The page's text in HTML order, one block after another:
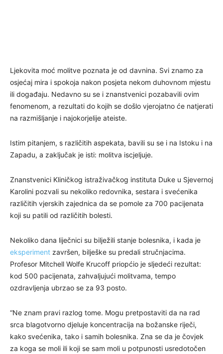
Ljekovita moć molitve poznata je od davnina. Svi znamo za
osjećaj mira i spokoja nakon posjeta nekom duhovnom mjestu
ili događaju. Nedavno su se i znanstvenici pozabavili ovim
fenomenom, a rezultati do kojih se došlo vjerojatno će natjerati
na razmišljanje i najokorjelije ateiste.
Istim pitanjem, s različitih aspekata, bavili su se i na Istoku i na
Zapadu, a zaključak je isti: molitva iscjeljuje.
Znanstvenici Kliničkog istraživačkog instituta Duke u Sjevernoj
Karolini pozvali su nekoliko redovnika, sestara i svećenika
različitih vjerskih zajednica da se pomole za 700 pacijenata
koji su patili od različitih bolesti.
Nekoliko dana liječnici su bilježili stanje bolesnika, i kada je
eksperiment završen, bilješke su predali stručnjacima.
Profesor Mitchell Wolfe Krucoff priopćio je sljedeći rezultat:
kod 500 pacijenata, zahvaljujući molitvama, tempo
ozdravljenja ubrzao se za 93 posto.
“Ne znam pravi razlog tome. Mogu pretpostaviti da na rad
srca blagotvorno djeluje koncentracija na božanske riječi,
kako svećenika, tako i samih bolesnika. Zna se da je čovjek
za koga se moli ili koji se sam moli u potpunosti usredotočen